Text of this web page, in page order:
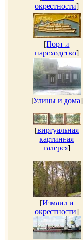
окрестности]
[Порт и
пароходство]
[Улицы и дома]
[виртуальная
картинная
галерея]
[Измаил и
окрестности]